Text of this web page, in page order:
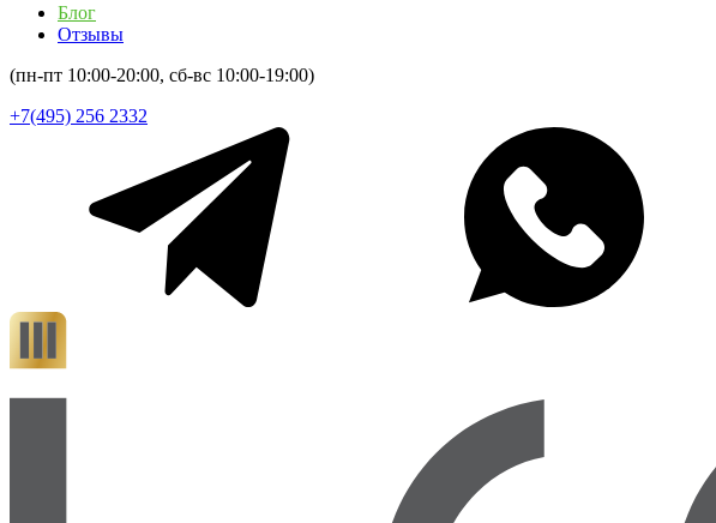
Блог
Отзывы
(пн-пт 10:00-20:00, сб-вс 10:00-19:00)
+7(495) 256 2332